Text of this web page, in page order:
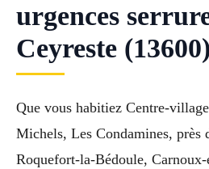
urgences
Ceyreste (13600)
Que vous habitiez Centre-
Michels, Les Condamines, près
Roquefort-la-Bédoule,